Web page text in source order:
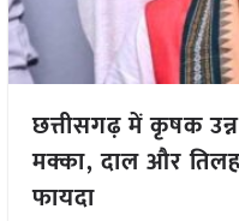
छत्तीसगढ़ में कृषक
मक्का, दाल और
फायदा